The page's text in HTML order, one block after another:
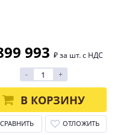
993 ₽ за шт. с НДС
-
+
В КОРЗИНУ
СРАВНИТЬ ОТЛОЖИТЬ